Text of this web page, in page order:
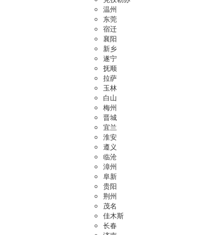
温州
东莞
宿迁
襄阳
新乡
遂宁
抚顺
拉萨
玉林
白山
梅州
晋城
宜兰
淮安
遵义
临沧
漳州
阜新
贵阳
荆州
茂名
佳木斯
长春